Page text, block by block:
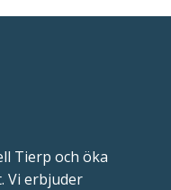
Tierp och öka
Vi erbjuder